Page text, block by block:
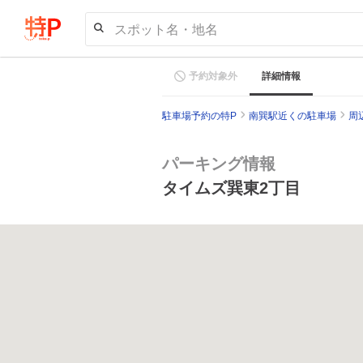
スポット名・地名
予約対象外 詳細情報
駐車場予約の特P 南巽駅近くの駐車場 周
パーキング情報
タイムズ巽東2丁目